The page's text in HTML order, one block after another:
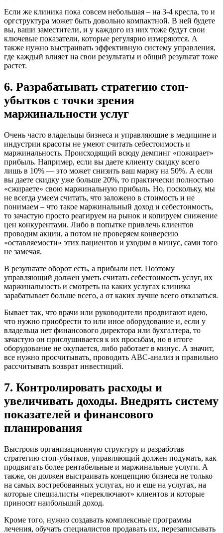
Если же клиника пока совсем небольшая – на 3-4 кресла, то и
оргструктура может быть довольно компактной. В ней будете
вы, ваши заместители, и у каждого из них тоже будут свои
ключевые показатели, которые регулярно измеряются. А
также нужно выстраивать эффективную систему управления,
где каждый влияет на свои результаты и общий результат тоже
растет.
6. Разрабатывать стратегию стоп-
убытков с точки зрения
маржинальности услуг
Очень часто владельцы бизнеса и управляющие в медицине и
индустрии красоты не умеют считать себестоимость и
маржинальность. Происходящий всюду демпинг «пожирает»
прибыль. Например, если вы даете клиенту скидку всего
лишь в 10% — это может снизить ваш маржу на 50%. А если
вы даете скидку уже больше 20%, то практически полностью
«сжираете» свою маржинальную прибыль. Но, поскольку, мы
не всегда умеем считать, что заложено в стоимость и не
понимаем – что такое маржинальный доход и себестоимость,
то зачастую просто реагируем на рынок и копируем снижение
цен конкурентами. Либо в попытке привлечь клиентов
проводим акции, а потом не проверяем конверсию
«оставляемости» этих пациентов и уходим в минус, сами того
не замечая.
В результате оборот есть, а прибыли нет. Поэтому
управляющий должен уметь считать себестоимость услуг, их
маржинальность и смотреть на каких услугах клиника
зарабатывает больше всего, а от каких лучше всего отказаться.
Бывает так, что врачи или руководители продвигают идею,
что нужно приобрести то или иное оборудование и, если у
владельца нет финансового директора или бухгалтера, то
зачастую он прислушивается к их просьбам, но в итоге
оборудование не окупается, либо работает в минус. А значит,
все нужно просчитывать, проводить АВС-анализ и правильно
рассчитывать возврат инвестиций.
7. Контролировать расходы и
увеличивать доходы. Внедрять систему
показателей и финансового
планирования
Выстроив организационную структуру и разработав
стратегию стоп-убытков, управляющий должен подумать, как
продвигать более рентабельные и маржинальные услуги. А
также, он должен выстраивать концепцию бизнеса не только
на самых востребованных услугах, но и еще на услугах, на
которые специалисты «переключают» клиентов и которые
приносят наибольший доход.
Кроме того, нужно создавать комплексные программы
лечения, обучать специалистов продавать их, перезаписывать